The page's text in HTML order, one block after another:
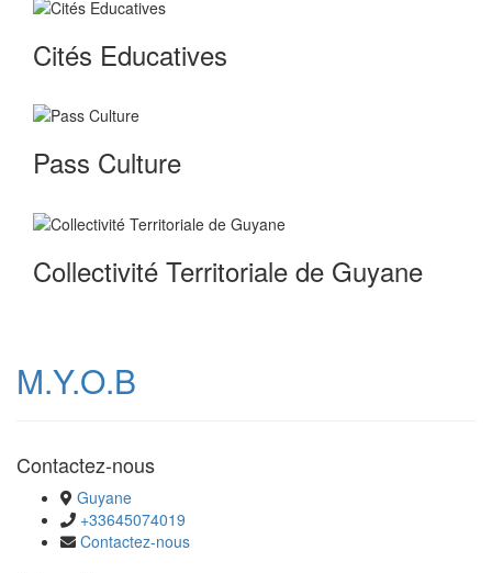
Cités Educatives
Pass Culture
Collectivité Territoriale de Guyane
M.Y.O.B
Contactez-nous
Guyane
+33645074019
Contactez-nous